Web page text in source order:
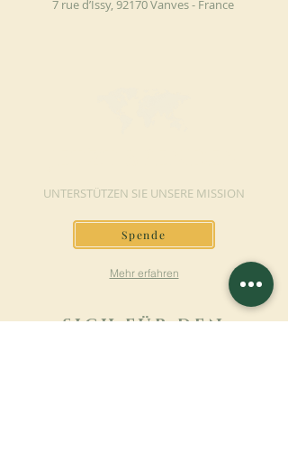
7 rue d’Issy, 92170 Vanves - France
UNTERSTÜTZEN SIE UNSERE MISSION
Spende
Mehr erfahren
SICH FÜR DEN